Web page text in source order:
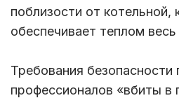
поблизости от котельной,
обеспечивает теплом весь
Требования безопасности
профессионалов «вбиты в